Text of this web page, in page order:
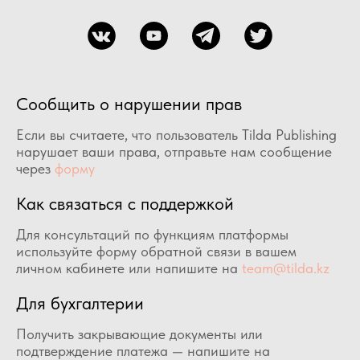
Сообщить о нарушении прав
Если вы считаете, что пользователь Tilda Publishing
нарушает ваши права, отправьте нам сообщение
через форму
Как связаться с поддержкой
Для консультаций по функциям платформы
используйте форму обратной связи в вашем
личном кабинете или напишите на team@tilda.kz
Для бухгалтерии
Получить закрывающие документы или
подтверждение платежа — напишите на